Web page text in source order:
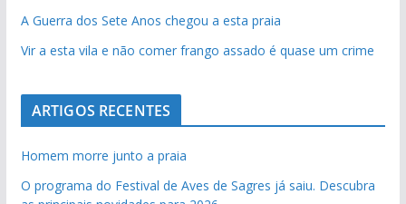
A Guerra dos Sete Anos chegou a esta praia
Vir a esta vila e não comer frango assado é quase um crime
ARTIGOS RECENTES
Homem morre junto a praia
O programa do Festival de Aves de Sagres já saiu. Descubra